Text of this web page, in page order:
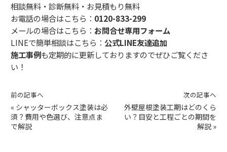
相談無料・診断無料・お見積もり無料
お電話の場合はこちら： 0120-833-299
メールの場合はこちら： お問合せ専用フォーム
LINEで簡単相談はこちら： 公式LINE友達追加
施工事例も定期的に更新しておりますのでぜひご覧くださ
い！
前の記事へ
« シャッターボックス塗装は必
須？費用や色選び、注意点ま
で解説
次の記事へ
外壁屋根塗装工期はどのくら
い？目安と工程ごとの期間を
解説 »